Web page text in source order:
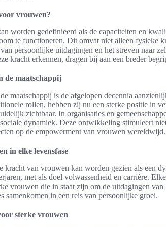
vrouwen?
worden gedefinieerd als de capaciteiten en
te functioneren. Dit omvat niet alleen fysieke
persoonlijke uitdagingen en het streven naar
kracht erkennen, dragen bij aan een breder
de maatschappij
maatschappij is de afgelopen decennia
rollen, hebben zij nu een sterke positie in
zichtbaar. In organisaties en
dynamiek. Deze ontwikkeling stimuleert
op de empowerment van vrouwen wereldwijd.
in elke levensfase
van vrouwen kan worden gezien als een
met als doel volwassenheid en carrière.
vrouwen die in staat zijn om de uitdagingen
samenkomen in een reis van persoonlijke groei.
sterke vrouwen